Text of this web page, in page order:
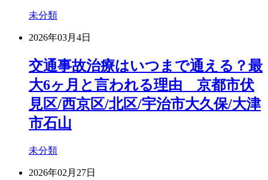
未分類
2026年03月4日
交通事故治療はいつまで通える？最
大6ヶ月と言われる理由 京都市伏
見区/西京区/北区/宇治市大久保/大津
市石山
未分類
2026年02月27日